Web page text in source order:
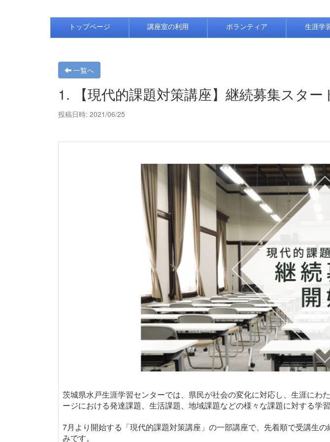
トップページ 講座室の利用 ボランティア 生涯学
一覧へ
1. 【現代的課題対策講座】継続募集スター
投稿日時: 2021/06/25
茨城県水戸生涯学習センターでは、県民が社会の変化に対応し、生涯に
ージにおける発達課題、生活課題、地域課題などの様々な課題に対する学
7月より開始する「現代的課題対策講座」の一部講座で、先着順で受講生の
みです。